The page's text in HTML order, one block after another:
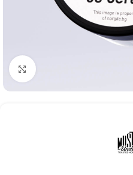
Click to enlarge